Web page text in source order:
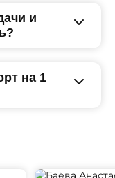
и
на 1